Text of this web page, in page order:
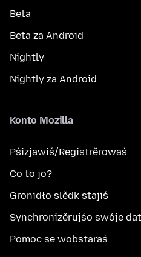
Beta
Beta za Android
Nightly
Nightly za Android
Konto Mozilla
Pśizjawiś/Registrěrowaś
Co to jo?
Gronidło slědk stajiś
Synchronizěrujśo swóje
Pomoc se wobstaraś